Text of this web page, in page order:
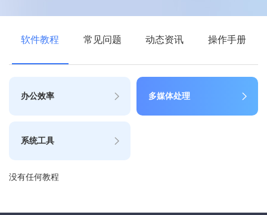
软件教程 常见问题 动态资讯 操作手册
办公效率 多媒体处理
系统工具
没有任何教程